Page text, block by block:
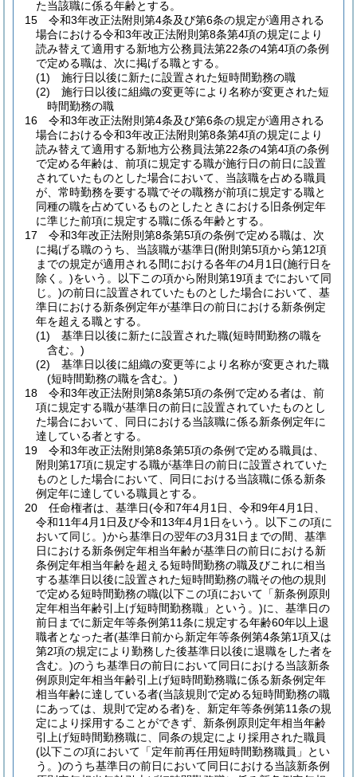
た当該職に係る年齢とする。
15
令和3年改正法附則第4条及び第6条の規定が適用される
場合における令和3年改正法附則第8条第4項の規定により
読み替えて適用する新地方公務員法第22条の4第4項の条例
で定める職は、次に掲げる職とする。
(1)
施行日以後に新たに設置された短時間勤務の職
(2)
施行日以後に組織の変更等により名称が変更された短
時間勤務の職
16
令和3年改正法附則第4条及び第6条の規定が適用される
場合における令和3年改正法附則第8条第4項の規定により
読み替えて適用する新地方公務員法第22条の4第4項の条例
で定める年齢は、前項に規定する職が施行日の前日に設置
されていたものとした場合において、当該職を占める職員
が、常時勤務を要する職でその職務が前項に規定する職と
同種の職を占めているものとしたときにおける旧条例定年
に準じた前項に規定する職に係る年齢とする。
17
令和3年改正法附則第8条第5項の条例で定める職は、次
に掲げる職のうち、当該職が基準日(附則第5項から第12項
までの規定が適用される間における各年の4月1日(施行日を
除く。)をいう。以下この項から附則第19項までにおいて同
じ。)の前日に設置されていたものとした場合において、基
準日における新条例定年が基準日の前日における新条例定
年を超える職とする。
(1)
基準日以後に新たに設置された職(短時間勤務の職を
含む。)
(2)
基準日以後に組織の変更等により名称が変更された職
(短時間勤務の職を含む。)
18
令和3年改正法附則第8条第5項の条例で定める者は、前
項に規定する職が基準日の前日に設置されていたものとし
た場合において、同日における当該職に係る新条例定年に
達している者とする。
19
令和3年改正法附則第8条第5項の条例で定める職員は、
附則第17項に規定する職が基準日の前日に設置されていた
ものとした場合において、同日における当該職に係る新条
例定年に達している職員とする。
20
任命権者は、基準日(令和7年4月1日、令和9年4月1日、
令和11年4月1日及び令和13年4月1日をいう。以下この項に
おいて同じ。)から基準日の翌年の3月31日までの間、基準
日における新条例定年相当年齢が基準日の前日における新
条例定年相当年齢を超える短時間勤務の職及びこれに相当
する基準日以後に設置された短時間勤務の職その他の規則
で定める短時間勤務の職(以下この項において「新条例原則
定年相当年齢引上げ短時間勤務職」という。)に、基準日の
前日までに新定年等条例第11条に規定する年齢60年以上退
職者となった者(基準日前から新定年等条例第4条第1項又は
第2項の規定により勤務した後基準日以後に退職をした者を
含む。)のうち基準日の前日において同日における当該新条
例原則定年相当年齢引上げ短時間勤務職に係る新条例定年
相当年齢に達している者(当該規則で定める短時間勤務の職
にあっては、規則で定める者)を、新定年等条例第11条の規
定により採用することができず、新条例原則定年相当年齢
引上げ短時間勤務職に、同条の規定により採用された職員
(以下この項において「定年前再任用短時間勤務職員」とい
う。)のうち基準日の前日において同日における当該新条例